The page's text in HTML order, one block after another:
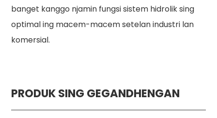
banget kanggo njamin fungsi sistem hidrolik sing
optimal ing macem-macem setelan industri lan
komersial.
PRODUK SING GEGANDHENGAN